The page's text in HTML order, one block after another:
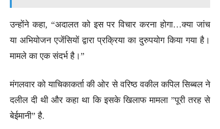
उन्होंने कहा, “अदालत को इस पर विचार करना होगा…क्या जांच
या अभियोजन एजेंसियों द्वारा प्रक्रिया का दुरुपयोग किया गया है।
मामले का एक संदर्भ है।”
मंगलवार को याचिकाकर्ता की ओर से वरिष्ठ वकील कपिल सिब्बल ने
दलील दी थी और कहा था कि इसके खिलाफ मामला ”पूरी तरह से
बेईमानी” है.